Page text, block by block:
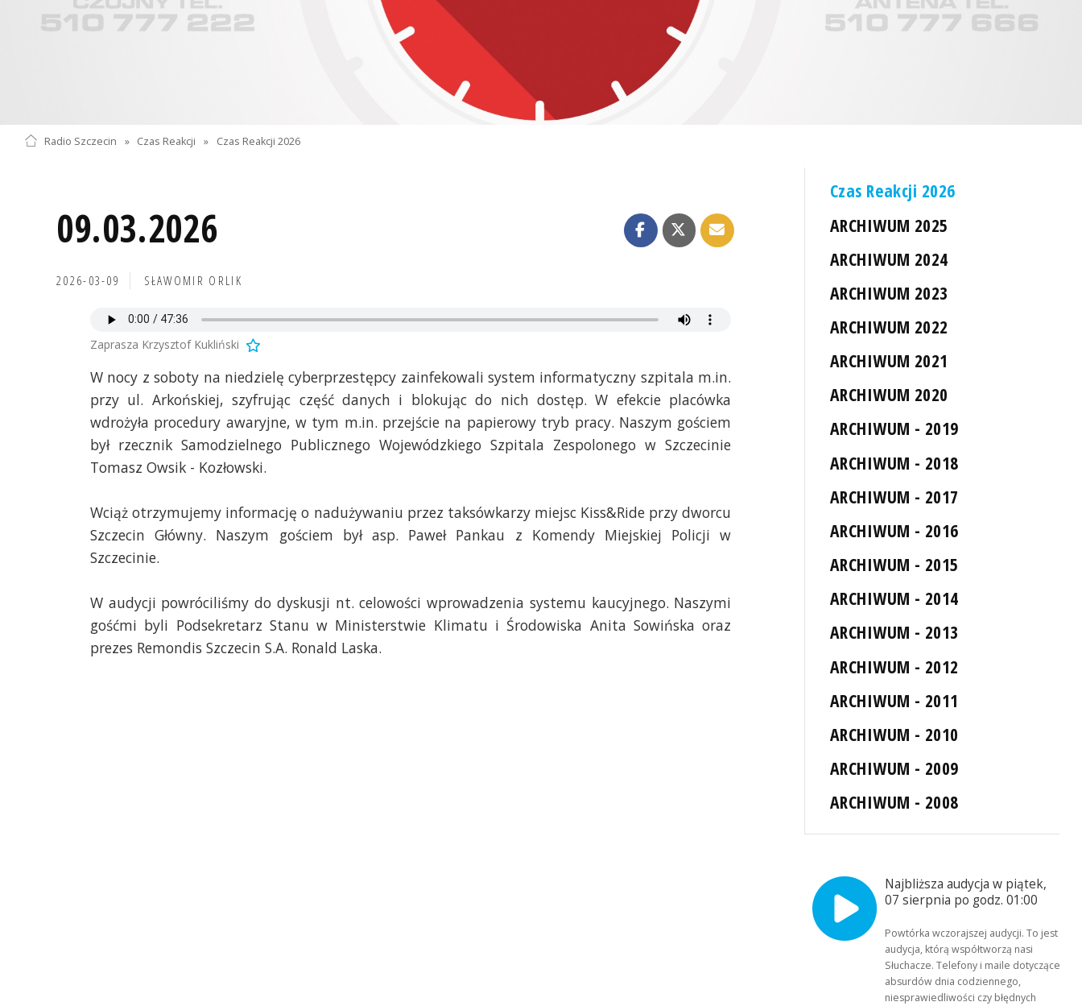
Radio Szczecin » Czas Reakcji » Czas Reakcji 2026
09.03.2026
2026-03-09 SŁAWOMIR ORLIK
Zaprasza Krzysztof Kukliński
W nocy z soboty na niedzielę cyberprzestępcy zainfekowali system informatyczny szpitala m.in.
przy ul. Arkońskiej, szyfrując część danych i blokując do nich dostęp. W efekcie placówka
wdrożyła procedury awaryjne, w tym m.in. przejście na papierowy tryb pracy. Naszym gościem
był rzecznik Samodzielnego Publicznego Wojewódzkiego Szpitala Zespolonego w Szczecinie
Tomasz Owsik - Kozłowski.
Wciąż otrzymujemy informację o nadużywaniu przez taksówkarzy miejsc Kiss&Ride przy dworcu
Szczecin Główny. Naszym gościem był asp. Paweł Pankau z Komendy Miejskiej Policji w
Szczecinie.
W audycji powróciliśmy do dyskusji nt. celowości wprowadzenia systemu kaucyjnego. Naszymi
gośćmi byli Podsekretarz Stanu w Ministerstwie Klimatu i Środowiska Anita Sowińska oraz
prezes Remondis Szczecin S.A. Ronald Laska.
Czas Reakcji 2026
ARCHIWUM 2025
ARCHIWUM 2024
ARCHIWUM 2023
ARCHIWUM 2022
ARCHIWUM 2021
ARCHIWUM 2020
ARCHIWUM - 2019
ARCHIWUM - 2018
ARCHIWUM - 2017
ARCHIWUM - 2016
ARCHIWUM - 2015
ARCHIWUM - 2014
ARCHIWUM - 2013
ARCHIWUM - 2012
ARCHIWUM - 2011
ARCHIWUM - 2010
ARCHIWUM - 2009
ARCHIWUM - 2008
Najbliższa audycja w piątek,
07 sierpnia po godz. 01:00
Powtórka wczorajszej audycji. To jest
audycja, którą współtworzą nasi
Słuchacze. Telefony i maile dotyczące
absurdów dnia codziennego,
niesprawiedliwości czy błędnych